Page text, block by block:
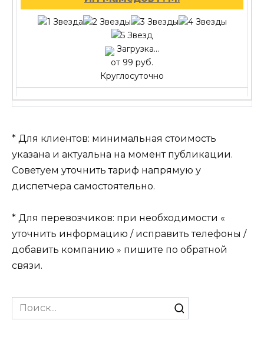
Загрузка...
от 99 руб.
Круглосуточно
* Для клиентов: минимальная стоимость
указана и актуальна на момент публикации.
Советуем уточнить тариф напрямую у
диспетчера самостоятельно.
* Для перевозчиков: при необходимости «
уточнить информацию / исправить телефоны /
добавить компанию » пишите по обратной
связи.
Search
for: